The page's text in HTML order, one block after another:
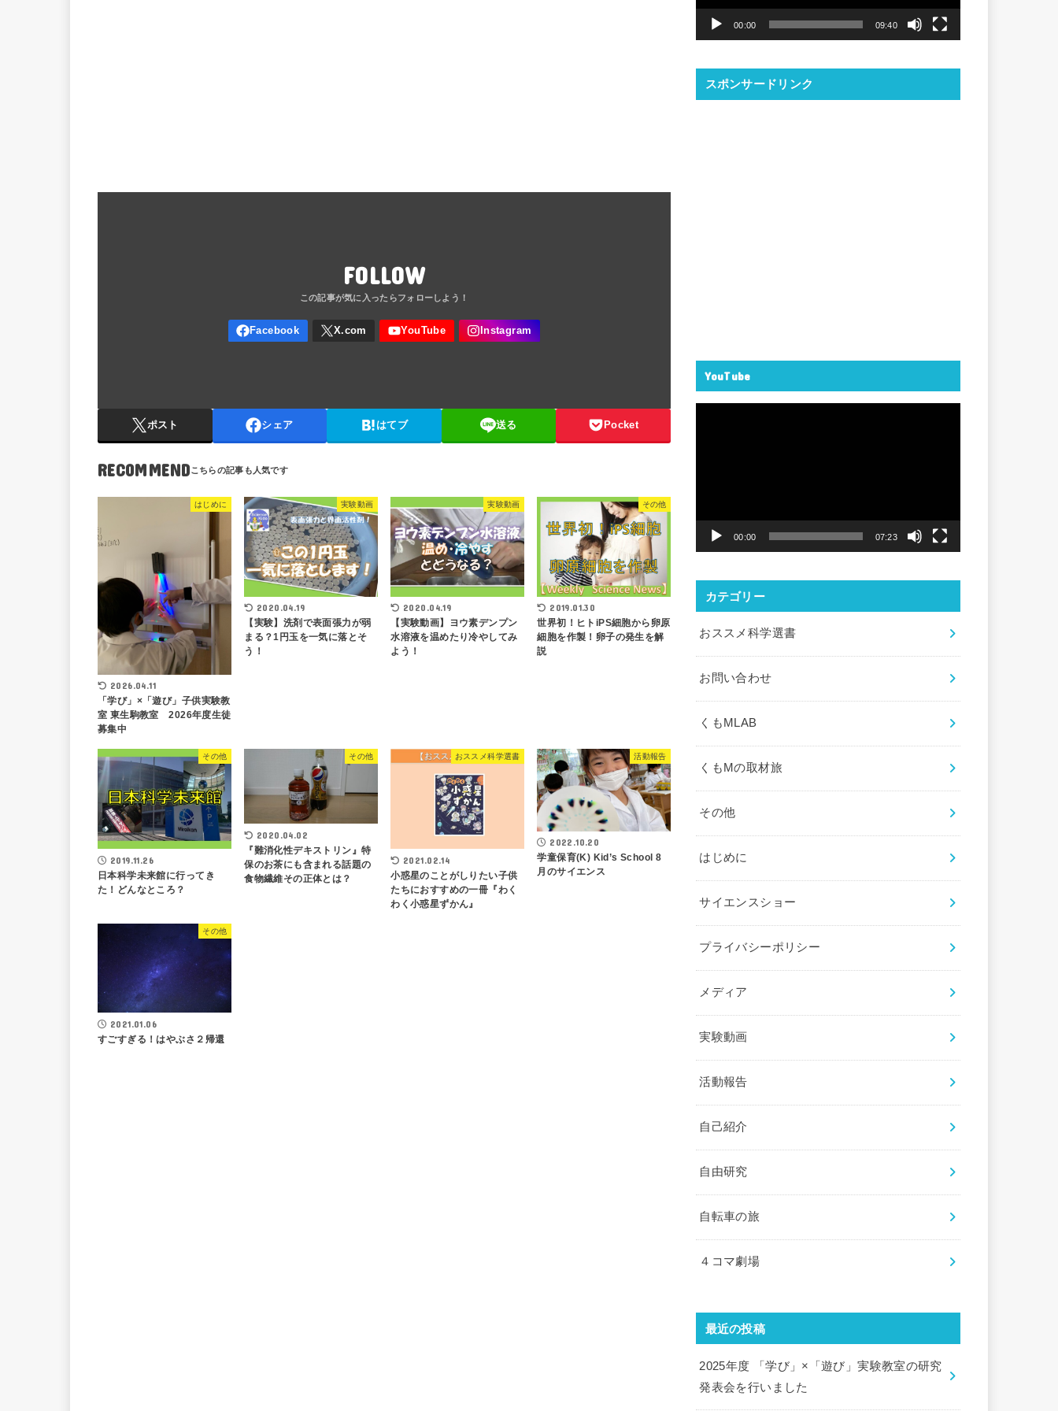
FOLLOW
ポスト シェア はてブ 送る Pocket
RECOMMEND
はじめに
2026.04.11
「学び」×「遊び」子供実験教
室 東生駒教室 2026年度生徒
募集中
実験動画
2020.04.19
【実験】洗剤で表面張力が弱
まる？1円玉を一気に落とそ
う！
実験動画
2020.04.19
【実験動画】ヨウ素デンプン
水溶液を温めたり冷やしてみ
よう！
その他
2019.01.30
世界初！ヒトiPS細胞から卵原
細胞を作製！卵子の発生を解
説
その他
2019.11.26
日本科学未来館に行ってき
た！どんなところ？
その他
2020.04.02
『難消化性デキストリン』特
保のお茶にも含まれる話題の
食物繊維その正体とは？
おススメ科学選書
2021.02.14
小惑星のことがしりたい子供
たちにおすすめの一冊『わく
わく小惑星ずかん』
活動報告
2022.10.20
学童保育(K) Kid’s School 8
月のサイエンス
その他
2021.01.06
すごすぎる！はやぶさ２帰還
ヤ
00:00 09:40
スポンサードリンク
YouTube
ヤ
00:00 07:23
カテゴリー
おススメ科学選書
お問い合わせ
くもMLAB
くもMの取材旅
その他
はじめに
サイエンスショー
プライバシーポリシー
メディア
実験動画
活動報告
自己紹介
自由研究
自転車の旅
４コマ劇場
最近の投稿
2025年度 「学び」×「遊び」実験教室の研究
発表会を行いました